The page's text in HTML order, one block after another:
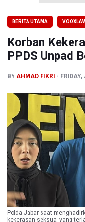
Meretas Jalan
Anggota DPR
BERITA UTAMA
Korban
PPDS Unpad
BY AHMAD FIKRI
Polda Jabar saat
kekerasan seksual yang